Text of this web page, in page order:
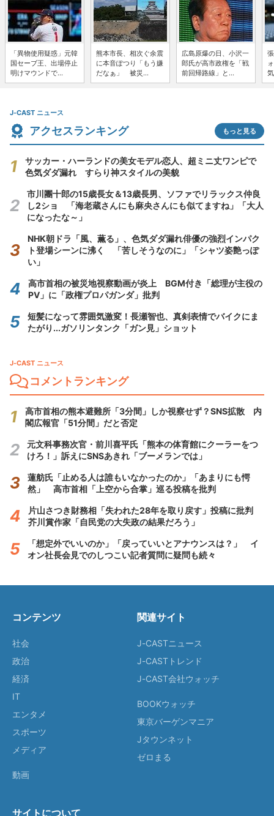
「異物使用疑惑」元韓
国セーブ王、出場停止
明けマウンドで...
熊本市長、相次ぐ余震
に本音ぽつり「もう嫌
だなぁ」 被災...
広島原爆の日、小沢一
郎氏が高市政権を「戦
前回帰路線」と...
J-CAST ニュース
アクセスランキング もっと見る
サッカー・ハーランドの美女モデル恋人、超ミニ丈ワンピで
色気ダダ漏れ すらり神スタイルの美貌
市川團十郎の15歳長女＆13歳長男、ソファでリラックス仲良
し2ショ 「海老蔵さんにも麻央さんにも似てますね」「大人
になったな～」
NHK朝ドラ「風、薫る」、色気ダダ漏れ俳優の強烈インパク
ト登場シーンに沸く 「苦しそうなのに」「シャツ姿艶っぽ
い」
高市首相の被災地視察動画が炎上 BGM付き「総理が主役の
PV」に「政権プロパガンダ」批判
短髪になって雰囲気激変！長瀬智也、真剣表情でバイクにま
たがり...ガソリンタンク「ガン見」ショット
J-CAST ニュース
コメントランキング
高市首相の熊本避難所「3分間」しか視察せず？SNS拡散 内
閣広報官「51分間」だと否定
元文科事務次官・前川喜平氏「熊本の体育館にクーラーをつ
けろ！」訴えにSNSあきれ「ブーメランでは」
蓮舫氏「止める人は誰もいなかったのか」「あまりにも愕
然」 高市首相「上空から合掌」巡る投稿を批判
片山さつき財務相「失われた28年を取り戻す」投稿に批判
芥川賞作家「自民党の大失政の結果だろう」
「想定外でいいのか」「戻っていいとアナウンスは？」 イ
オン社長会見でのしつこい記者質問に疑問も続々
コンテンツ
社会
政治
経済
IT
エンタメ
スポーツ
メディア
動画
関連サイト
J-CASTニュース
J-CASTトレンド
J-CAST会社ウォッチ
BOOKウォッチ
東京バーゲンマニア
Jタウンネット
ゼロまる
サイトについて